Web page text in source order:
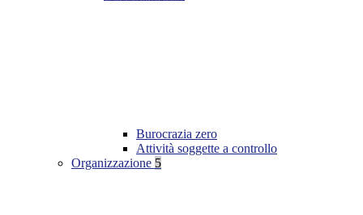
Burocrazia zero
Attività soggette a controllo
Organizzazione 5